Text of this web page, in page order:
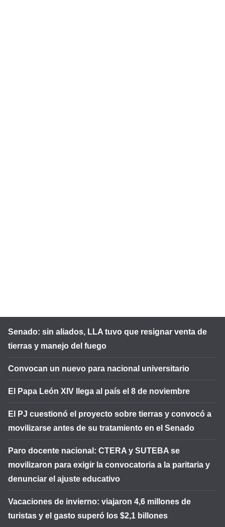
Senado: sin aliados, LLA tuvo que resignar venta de
tierras y manejo del fuego
Convocan un nuevo para nacional universitario
El Papa León XIV llega al país el 8 de noviembre
El PJ cuestionó el proyecto sobre tierras y convocó a
movilizarse antes de su tratamiento en el Senado
Paro docente nacional: CTERA y SUTEBA se
movilizaron para exigir la convocatoria a la paritaria y
denunciar el ajuste educativo
Vacaciones de invierno: viajaron 4,6 millones de
turistas y el gasto superó los $2,1 billones